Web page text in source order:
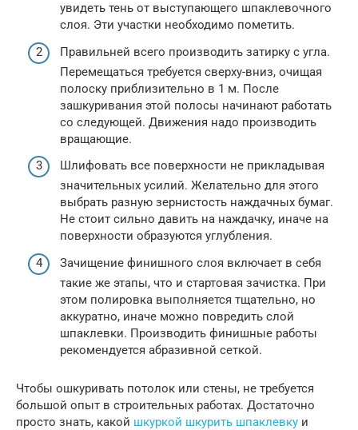
увидеть тень от выступающего шпаклевочного
слоя. Эти участки необходимо пометить.
Правильней всего производить затирку с угла.
Перемещаться требуется сверху-вниз, очищая
полоску приблизительно в 1 м. После
зашкуривания этой полосы начинают работать
со следующей. Движения надо производить
вращающие.
Шлифовать все поверхности не прикладывая
значительных усилий. Желательно для этого
выбрать разную зернистость наждачных бумаг.
Не стоит сильно давить на наждачку, иначе на
поверхности образуются углубления.
Зачищение финишного слоя включает в себя
такие же этапы, что и стартовая зачистка. При
этом полировка выполняется тщательно, но
аккуратно, иначе можно повредить слой
шпаклевки. Производить финишные работы
рекомендуется абразивной сеткой.
Чтобы ошкуривать потолок или стены, не требуется
большой опыт в строительных работах. Достаточно
просто знать, какой шкуркой шкурить шпаклевку и